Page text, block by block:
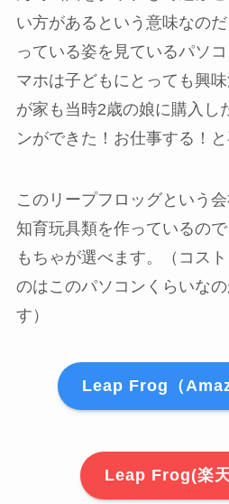
い方がある という意味なの
っている姿を見ているパソ
マホは子どもにとっても興
が家も当時2歳の娘に購入し
ンができた！お仕事する！と
このリープフロッグという
知育玩具類を作っているの
もちゃが選べます。（コス
のはこのパソコンくらいな
す）
Leap Frog（
Leap Frog(楽天